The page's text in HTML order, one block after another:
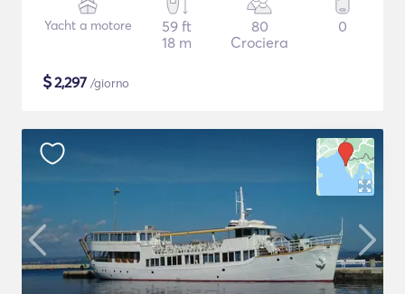
Yacht a motore
59 ft
18 m
80
Crociera
0
$2,297 /giorno